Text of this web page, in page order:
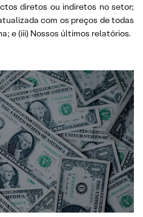
diretos ou indiretos no setor;
com os preços de todas
e (iii) Nossos últimos relatórios.